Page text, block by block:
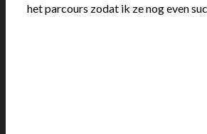
het parcours zodat ik ze nog even